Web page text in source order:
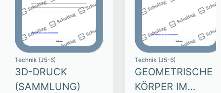
Technik (J5-6)
3D-DRUCK
(SAMMLUNG)
Technik (J5-6)
GEOMETRISCHE
KÖRPER IM